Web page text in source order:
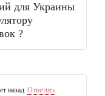
для Украины
?
назад Ответить